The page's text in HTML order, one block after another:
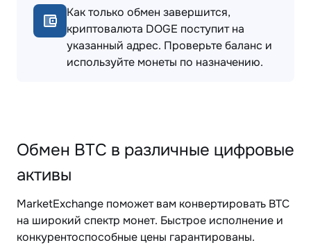
Как только обмен завершится,
криптовалюта DOGE поступит на
указанный адрес. Проверьте баланс и
используйте монеты по назначению.
Обмен BTC в различные цифровые
активы
MarketExchange поможет вам конвертировать BTC
на широкий спектр монет. Быстрое исполнение и
конкурентоспособные цены гарантированы.